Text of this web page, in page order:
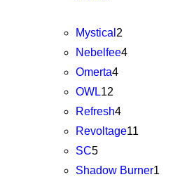
Mystical 2
Nebelfee4
Omerta4
OWL12
Refresh4
Revoltage11
SC5
Shadow Burner1